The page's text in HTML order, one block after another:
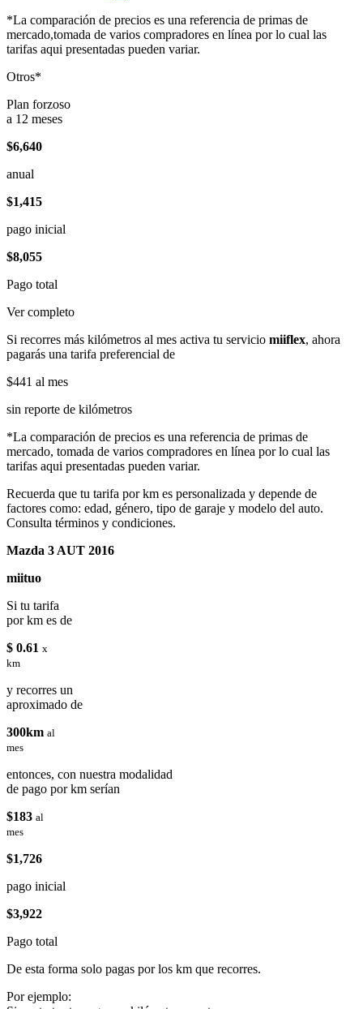
*La comparación de precios es una referencia de primas de
mercado,tomada de varios compradores en línea por lo cual las
tarifas aqui presentadas pueden variar.
Otros*
Plan forzoso
a 12 meses
$6,640
anual
$1,415
pago inicial
$8,055
Pago total
Ver completo
Si recorres más kilómetros al mes activa tu servicio miiflex, ahora
pagarás una tarifa preferencial de
$441 al mes
sin reporte de kilómetros
*La comparación de precios es una referencia de primas de
mercado, tomada de varios compradores en línea por lo cual las
tarifas aqui presentadas pueden variar.
Recuerda que tu tarifa por km es personalizada y depende de
factores como: edad, género, tipo de garaje y modelo del auto.
Consulta términos y condiciones.
Mazda 3 AUT 2016
miituo
Si tu tarifa
por km es de
$ 0.61 x
km
y recorres un
aproximado de
300km al
mes
entonces, con nuestra modalidad
de pago por km serían
$183 al
mes
$1,726
pago inicial
$3,922
Pago total
De esta forma solo pagas por los km que recorres.
Por ejemplo: